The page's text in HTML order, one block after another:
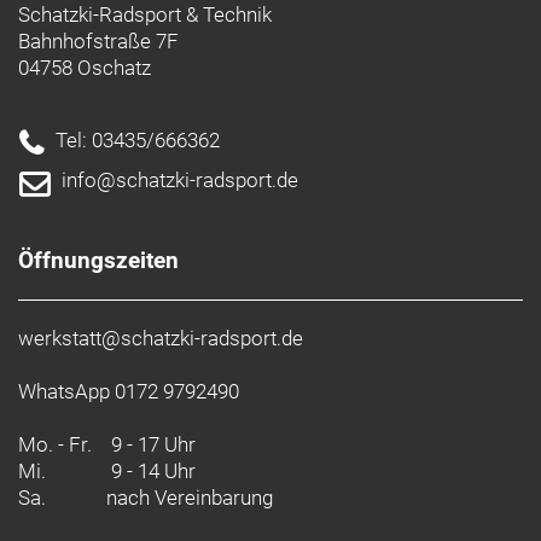
Die richtige Pflege
Die richtige Pflege
Bessere Produkte für einen besseren Planeten
Unser erklärtes Ziel ist es, unseren CO2-Fußabdruck
zu reduzieren und zirkuläre Produktkonzepte zu
recycelte Materialien und werden mithilfe
umweltfreundlicherer Herstellungsverfahren
gefertigt.
- Materialtechnologie: Antimikrobiell
Elastan
Schatzki-Radsport & Technik
Bahnhofstraße 7F
04758 Oschatz
Tel: 03435/666362
info@schatzki-radsport.de
Öffnungszeiten
werkstatt@schatzki-radsport.de
WhatsApp 0172 9792490
Mo. - Fr. 9 - 17 Uhr
Mi.
9 - 14 Uhr
Sa.
nach Vereinbarung